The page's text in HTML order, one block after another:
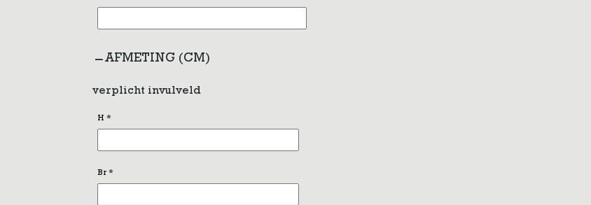
AFMETING (CM)
verplicht invulveld
H*
Br*